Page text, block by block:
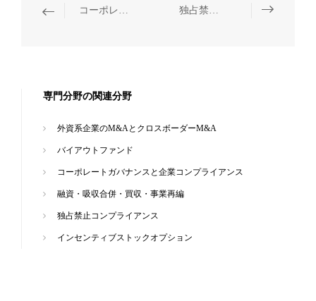
コーポレートガバナンスと企業コンプライアンス 独占禁止コンプライアンス
専門分野の関連分野
外資系企業のM&AとクロスボーダーM&A
バイアウトファンド
コーポレートガバナンスと企業コンプライアンス
融資・吸収合併・買収・事業再編
独占禁止コンプライアンス
インセンティブストックオプション